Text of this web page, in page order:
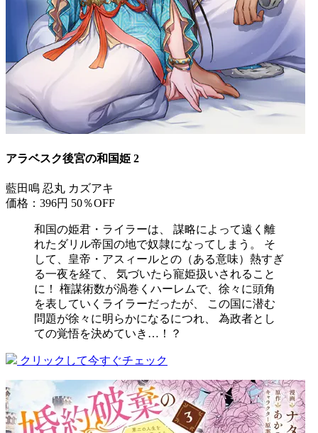
アラベスク後宮の和国姫 2
藍田鳴 忍丸 カズアキ
価格：396円 50％OFF
和国の姫君・ライラーは、 謀略によって遠く離
れたダリル帝国の地で奴隷になってしまう。 そ
して、皇帝・アスィールとの（ある意味）熱すぎ
る一夜を経て、 気づいたら寵姫扱いされること
に！ 権謀術数が渦巻くハーレムで、徐々に頭角
を表していくライラーだったが、 この国に潜む
問題が徐々に明らかになるにつれ、 為政者とし
ての覚悟を決めていき…！？
クリックして今すぐチェック